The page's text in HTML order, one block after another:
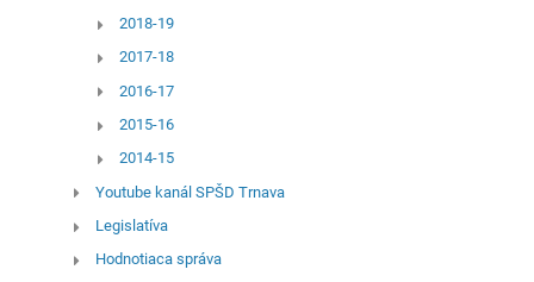
2018-19
2017-18
2016-17
2015-16
2014-15
Youtube kanál SPŠD Trnava
Legislatíva
Hodnotiaca správa